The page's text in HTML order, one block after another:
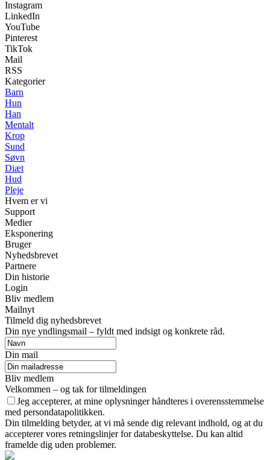
Instagram
LinkedIn
YouTube
Pinterest
TikTok
Mail
RSS
Kategorier
Barn
Hun
Han
Mentalt
Krop
Sund
Søvn
Diæt
Hud
Pleje
Hvem er vi
Support
Medier
Eksponering
Bruger
Nyhedsbrevet
Partnere
Din historie
Login
Bliv medlem
Mailnyt
Tilmeld dig nyhedsbrevet
Din nye yndlingsmail – fyldt med indsigt og konkrete råd.
Din mail
Bliv medlem
Velkommen – og tak for tilmeldingen
Jeg accepterer, at mine oplysninger håndteres i overensstemmelse
med persondatapolitikken.
Din tilmelding betyder, at vi må sende dig relevant indhold, og at du
accepterer vores retningslinjer for databeskyttelse. Du kan altid
framelde dig uden problemer.